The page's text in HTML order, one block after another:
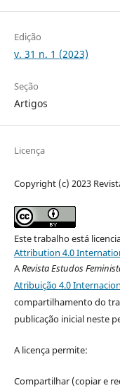
Edição
v. 31 n. 1 (2023)
Seção
Artigos
Licença
Copyright (c) 2023
Este trabalho está
Attribution 4.0
ARevista Estudos
Atribuição 4.0
compartilhamento do
publicação inicial neste
A licença permite:
Compartilhar (copiar e